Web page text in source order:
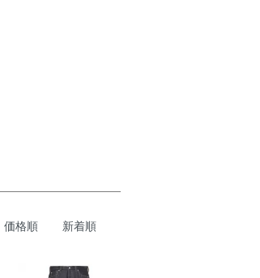
価格順 新着順